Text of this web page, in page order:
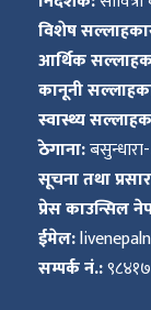
विशेष
आर्थिक
कानूनी
स्वास्थ्य
ठेगाना:
सूचना तथा
प्रेस काउन्सिल
ईमेल:
सम्पर्क नं.: